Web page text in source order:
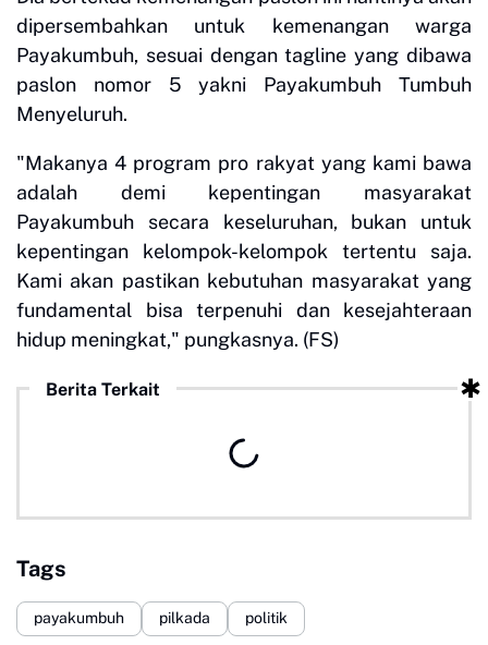
dipersembahkan untuk kemenangan warga
Payakumbuh, sesuai dengan tagline yang dibawa
paslon nomor 5 yakni Payakumbuh Tumbuh
Menyeluruh.
"Makanya 4 program pro rakyat yang kami bawa
adalah demi kepentingan masyarakat
Payakumbuh secara keseluruhan, bukan untuk
kepentingan kelompok-kelompok tertentu saja.
Kami akan pastikan kebutuhan masyarakat yang
fundamental bisa terpenuhi dan kesejahteraan
hidup meningkat," pungkasnya. (FS)
Berita Terkait
Tags
payakumbuh pilkada politik